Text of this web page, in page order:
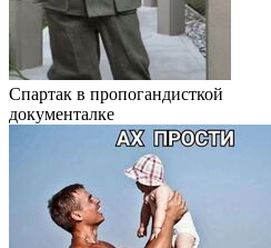
Спартак в пропогандисткой
документалке